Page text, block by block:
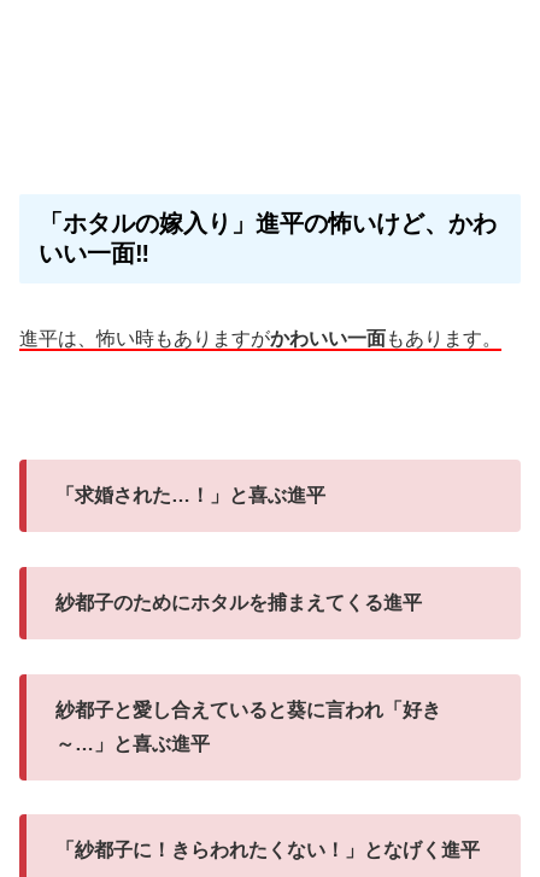
「ホタルの嫁入り」進平の怖いけど、かわ
いい一面‼
進平は、怖い時もありますがかわいい一面もあります。
「求婚された…！」と喜ぶ進平
紗都子のためにホタルを捕まえてくる進平
紗都子と愛し合えていると葵に言われ「好き
～…」と喜ぶ進平
「紗都子に！きらわれたくない！」となげく進平